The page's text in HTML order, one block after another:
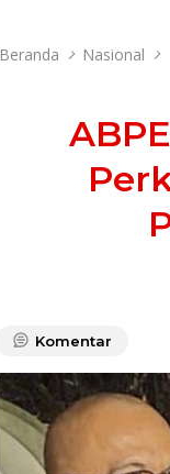
Beranda Nasional
Komentar